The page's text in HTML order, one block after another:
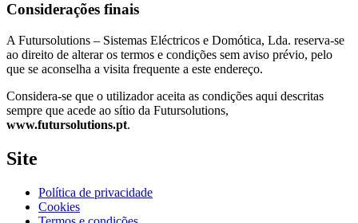
Considerações finais
A Futursolutions – Sistemas Eléctricos e Domótica, Lda. reserva-se
ao direito de alterar os termos e condições sem aviso prévio, pelo
que se aconselha a visita frequente a este endereço.
Considera-se que o utilizador aceita as condições aqui descritas
sempre que acede ao sítio da Futursolutions,
www.futursolutions.pt.
Site
Política de privacidade
Cookies